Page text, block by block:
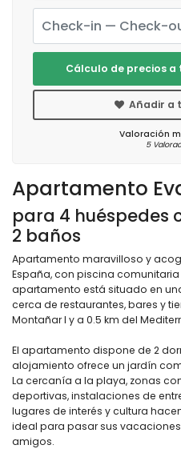
Apartamento
para 4 huéspedes
2 baños
Apartamento maravilloso y
España, con piscina comunitaria
apartamento está situado en
cerca de restaurantes, bares y
Montañar I y a 0.5 km del
El apartamento dispone de 2
alojamiento ofrece un jardín
La cercanía a la playa, zonas
deportivas, instalaciones de
lugares de interés y cultura
ideal para pasar sus
amigos.
Cálculo de precios
Añadir a
Valoración
5